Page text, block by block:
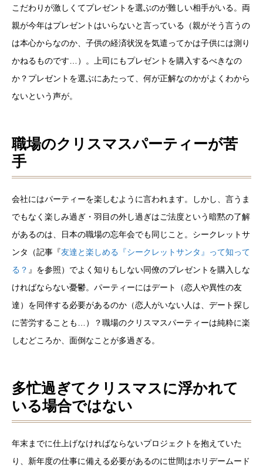
こだわりが激しくてプレゼントを選ぶのが難しい相手がいる。両
親が今年はプレゼントはいらないと言っている（親がそう言うの
は本心からなのか、子供の経済状況を気遣ってかは子供には測り
かねるものです…）。上司にもプレゼントを購入するべきなの
か？プレゼントを選ぶにあたって、何が正解なのかがよくわから
ないという声が。
職場のクリスマスパーティーが苦
手
会社にはパーティーを楽しむように言われます。しかし、言うま
でもなく楽しみ過ぎ・羽目の外し過ぎはご法度という暗黙の了解
があるのは、日本の職場の忘年会でも同じこと。シークレットサ
ンタ（記事『友達と楽しめる『シークレットサンタ』って知って
る？ 』を参照）でよく知りもしない同僚のプレゼントを購入しな
ければならない憂鬱。パーティーにはデート（恋人や異性の友
達）を同伴する必要があるのか（恋人がいない人は、デート探し
に苦労することも…）？職場のクリスマスパーティーは純粋に楽
しむどころか、面倒なことが多過ぎる。
多忙過ぎてクリスマスに浮かれて
いる場合ではない
年末までに仕上げなければならないプロジェクトを抱えていた
り、新年度の仕事に備える必要があるのに世間はホリデームード